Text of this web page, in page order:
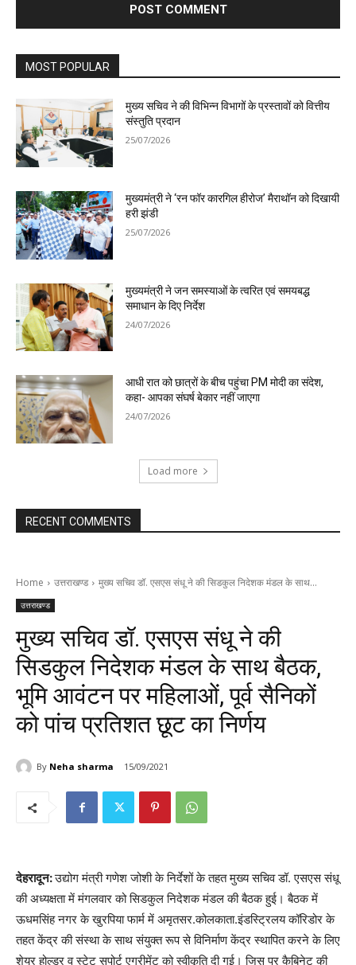
MOST POPULAR
मुख्य सचिव ने की विभिन्न विभागों के प्रस्तावों को वित्तीय
संस्तुति प्रदान
25/07/2026
मुख्यमंत्री ने ‘रन फॉर कारगिल हीरोज’ मैराथॉन को दिखायी
हरी झंडी
25/07/2026
मुख्यमंत्री ने जन समस्याओं के त्वरित एवं समयबद्ध
समाधान के दिए निर्देश
24/07/2026
आधी रात को छात्रों के बीच पहुंचा PM मोदी का संदेश,
कहा- आपका संघर्ष बेकार नहीं जाएगा
24/07/2026
Load more
RECENT COMMENTS